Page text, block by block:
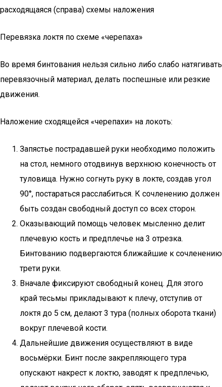
расходящаяся (справа) схемы наложения
Перевязка локтя по схеме «черепаха»
Во время бинтования нельзя сильно либо слабо натягивать
перевязочный материал, делать поспешные или резкие
движения.
Наложение сходящейся «черепахи» на локоть:
Запястье пострадавшей руки необходимо положить
на стол, немного отодвинув верхнюю конечность от
туловища. Нужно согнуть руку в локте, создав угол
90°, постараться расслабиться. К сочленению должен
быть создан свободный доступ со всех сторон.
Оказывающий помощь человек мысленно делит
плечевую кость и предплечье на 3 отрезка.
Бинтованию подвергаются ближайшие к сочленению
трети руки.
Вначале фиксируют свободный конец. Для этого
край тесьмы прикладывают к плечу, отступив от
локтя до 5 см, делают 3 тура (полных оборота ткани)
вокруг плечевой кости.
Дальнейшие движения осуществляют в виде
восьмёрки. Бинт после закрепляющего тура
опускают накрест к локтю, заводят к предплечью,